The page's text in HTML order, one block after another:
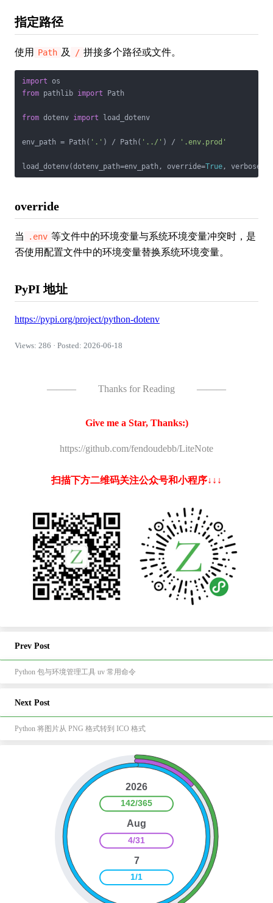
指定路径
使用 Path 及 / 拼接多个路径或文件。
import
from pathlib import Path
from dotenv import load_dotenv
env_path = Path( '.' ) / Path( '../' ) / '.env.prod'
load_dotenv(dotenv_path=env_path, override=True, verbose=
override
当 .env 等文件中的环境变量与系统环境变量冲突时，是
否使用配置文件中的环境变量替换系统环境变量。
PyPI 地址
https://pypi.org/project/python-dotenv
Views: 286 · Posted: 2026-06-18
——— Thanks for Reading ———
Give me a Star, Thanks:)
https://github.com/fendoudebb/LiteNote
扫描下方二维码关注公众号和小程序↓↓↓
Prev Post
Python 包与环境管理工具 uv 常用命令
Next Post
Python 将图片从 PNG 格式转到 ICO 格式